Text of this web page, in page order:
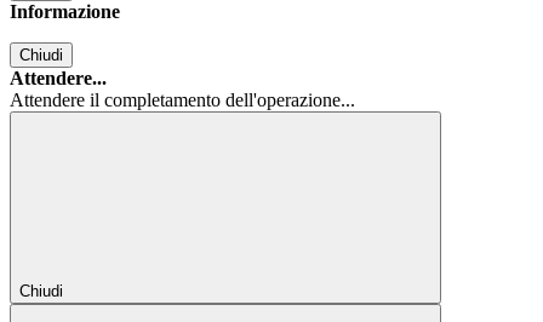
Informazione
Chiudi
Attendere...
Attendere il completamento dell'operazione...
Chiudi